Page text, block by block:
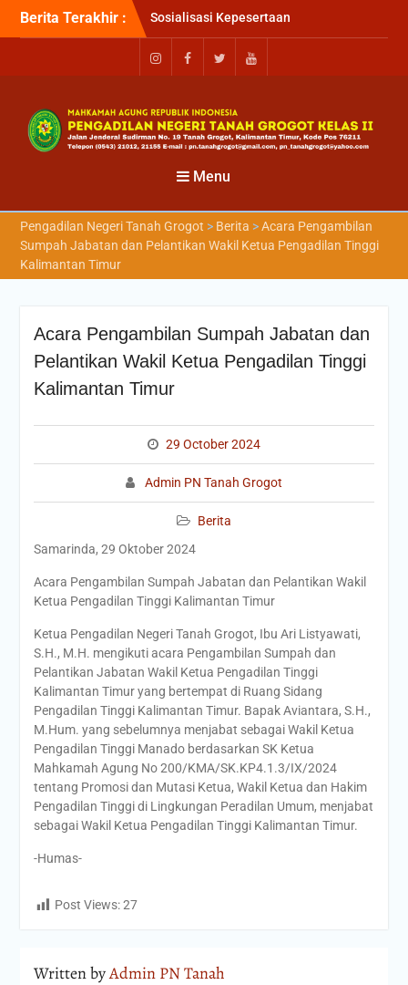
Berita Terakhir :
Sosialisasi Kepesertaan
Program Jaminan
Kesehatan Nasional (JKN)
bagi Pengadilan Negeri
Kesehatan Cabang
Balikapapan
Briefin Petugas PTSP Hari
Senin, 3 Agustus 2026
Kamis Tanggal 6 Agustus
2026
Menu
Pengadilan Negeri Tanah Grogot > Berita >Acara Pengambilan
Sumpah Jabatan dan Pelantikan Wakil Ketua Pengadilan Tinggi
Kalimantan Timur
Acara Pengambilan Sumpah Jabatan dan
Pelantikan Wakil Ketua Pengadilan Tinggi
Kalimantan Timur
29 October 2024
Admin PN Tanah Grogot
Berita
Samarinda, 29 Oktober 2024
Acara Pengambilan Sumpah Jabatan dan Pelantikan Wakil
Ketua Pengadilan Tinggi Kalimantan Timur
Ketua Pengadilan Negeri Tanah Grogot, Ibu Ari Listyawati,
S.H., M.H. mengikuti acara Pengambilan Sumpah dan
Pelantikan Jabatan Wakil Ketua Pengadilan Tinggi
Kalimantan Timur yang bertempat di Ruang Sidang
Pengadilan Tinggi Kalimantan Timur. Bapak Aviantara, S.H.,
M.Hum. yang sebelumnya menjabat sebagai Wakil Ketua
Pengadilan Tinggi Manado berdasarkan SK Ketua
Mahkamah Agung No 200/KMA/SK.KP4.1.3/IX/2024
tentang Promosi dan Mutasi Ketua, Wakil Ketua dan Hakim
Pengadilan Tinggi di Lingkungan Peradilan Umum, menjabat
sebagai Wakil Ketua Pengadilan Tinggi Kalimantan Timur.
-Humas-
Post Views: 27
Written byAdmin PN Tanah